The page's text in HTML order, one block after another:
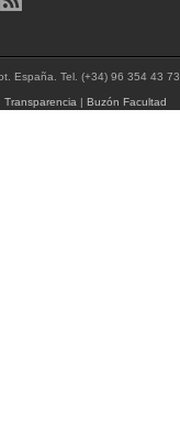
España. Tel. (+34) 96 354 43 73
Transparencia| Buzón Facultad